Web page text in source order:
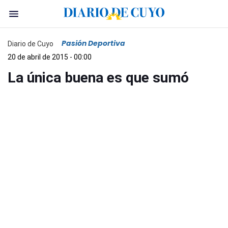
Diario de Cuyo Pasión Deportiva
20 de abril de 2015 - 00:00
La única buena es que sumó